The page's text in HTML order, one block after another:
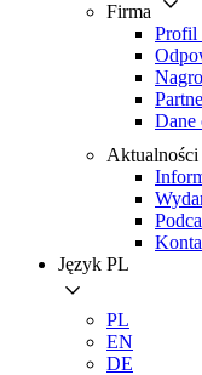
Firma
Profil
Dane
Aktualności
Język PL
PL
EN
DE